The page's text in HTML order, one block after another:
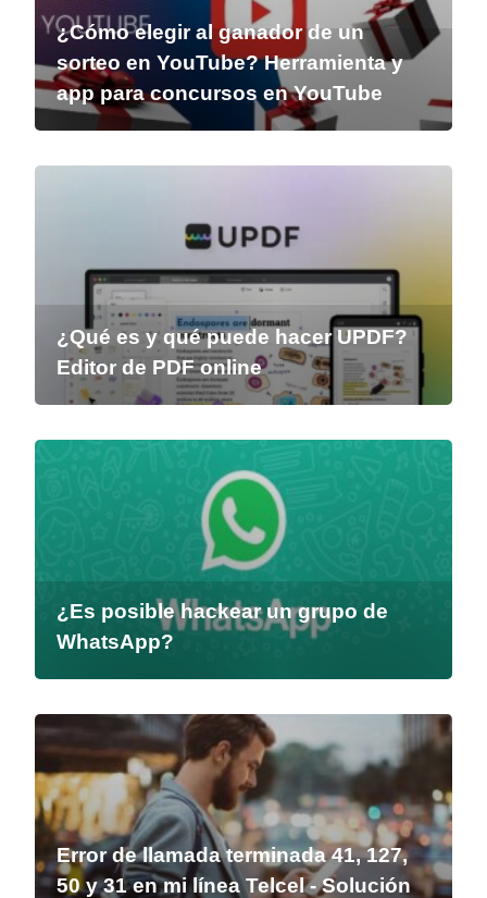
¿Cómo elegir al ganador de un
sorteo en YouTube? Herramienta y
app para concursos en YouTube
¿Qué es y qué puede hacer UPDF?
Editor de PDF online
¿Es posible hackear un grupo de
WhatsApp?
Error de llamada terminada 41, 127,
50 y 31 en mi línea Telcel - Solución